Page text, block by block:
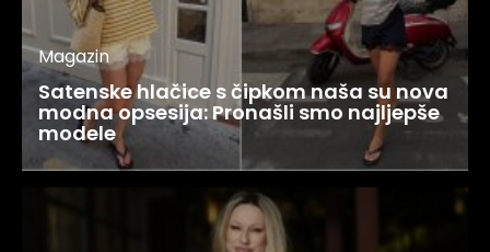
Magazin
Satenske hlačice s čipkom naša su nova
modna opsesija: Pronašli smo najljepše
modele